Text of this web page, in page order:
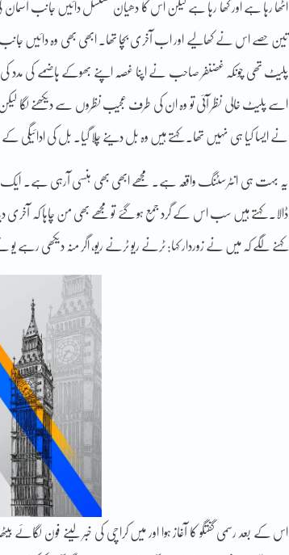
اٹھا رہا ہے اور کھا رہا ہے لیکن اس کا دھیان مسلسل دائیں جانب
تین حصے اس نے کھالیے اور اب آخری بچا تھا۔ ابھی بھی وہ دائیں جانب
پلیٹ تھی چونکہ غضنفر صاحب نے اپنا غصہ اپنے بھوکے ہاضمے کی مدد
اسے پلیٹ خالی نظر آئی تو وہ ان کی طرف عجیب نظروں سے دیکھنے لگا
نے ایسا کیا ہی نہیں تھا۔ کہتے ہیں وہ بل دینے چلا گیا۔ بل کی ادائیگی
یہ بہت ہی انٹرسٹنگ واقعہ ہے۔ مجھے ابھی بھی ہنسی آرہی ہے۔ ایک
ڈالا۔ کہتے ہیں سب اس کے گرد جمع ہو گئے تو مجھے بھی من چاہا کہ
کہنے لگے کہ میں نے زوردار کہا: ٹرنے ریو ٹرنے ریو, اگر منہ دیکھی رہے
اس کے بعد رسمی گفتگو کا آغاز ہوا اور میں کراچی کی خبر لینے فون